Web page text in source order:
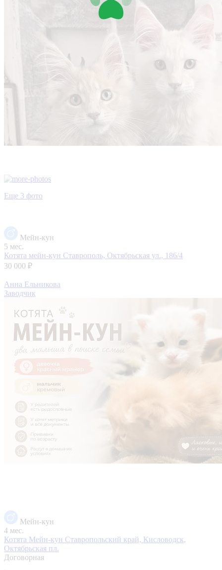
Еще 3 фото
Мейн-кун
5 мес.
Котята мейн-кун Ставрополь, Октябрьская ул., 186/4
30 000 ₽
Анна Ельникова
Заводчик
Мейн-кун
4 мес.
Котята Мейн-кун Ставропольский край, Кисловодск,
Октябрьская пл.
Договорная